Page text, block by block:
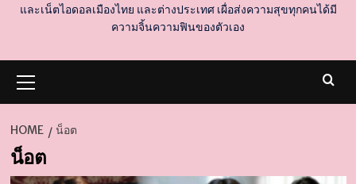
และเน็ตไอดอลเมืองไทย และต่างประเทศ เผื่อส่งความสุขทุกคนได้มี
ความจิ้นความฟินของตัวเอง
Menu
HOME น็อต
น็อต